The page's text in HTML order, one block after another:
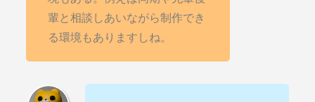
輩と相談しあいながら制作でき
る環境もありますしね。